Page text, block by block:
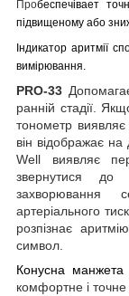
Пробеспечівает
підвищеному або
Індикатор аритмії
вимірювання.
PRO-33
ранній стадії.
тонометр виявляє
він відображає
Well виявляє
звернутися до
артеріального
розпізнає
символ.
Конусна манжета
комфортне і